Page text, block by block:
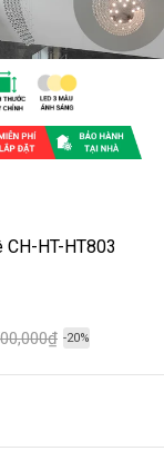
màu
và
dài
HT-HT803
-20%